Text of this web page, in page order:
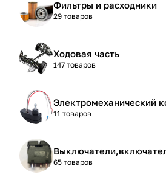
Фильтры и расходники
29 товаров
Ходовая часть
147 товаров
Электромеханический
11 товаров
65 товаров